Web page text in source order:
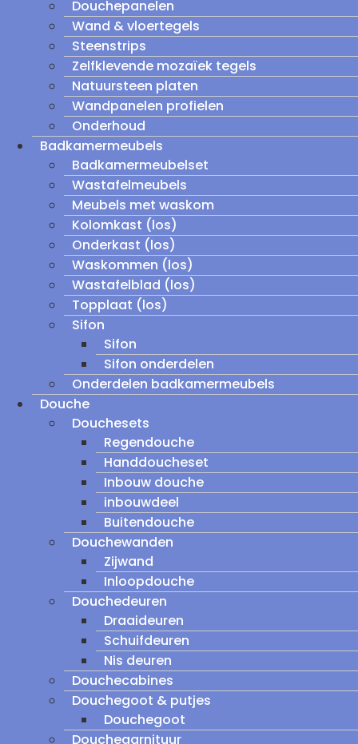
Douchepanelen
Wand & vloertegels
Steenstrips
Zelfklevende mozaïek tegels
Natuursteen platen
Wandpanelen profielen
Onderhoud
Badkamermeubels
Badkamermeubelset
Wastafelmeubels
Meubels met waskom
Kolomkast (los)
Onderkast (los)
Waskommen (los)
Wastafelblad (los)
Topplaat (los)
Sifon
Sifon
Sifon onderdelen
Onderdelen badkamermeubels
Douche
Douchesets
Regendouche
Handdoucheset
Inbouw douche
inbouwdeel
Buitendouche
Douchewanden
Zijwand
Inloopdouche
Douchedeuren
Draaideuren
Schuifdeuren
Nis deuren
Douchecabines
Douchegoot & putjes
Douchegoot
Douchegarnituur